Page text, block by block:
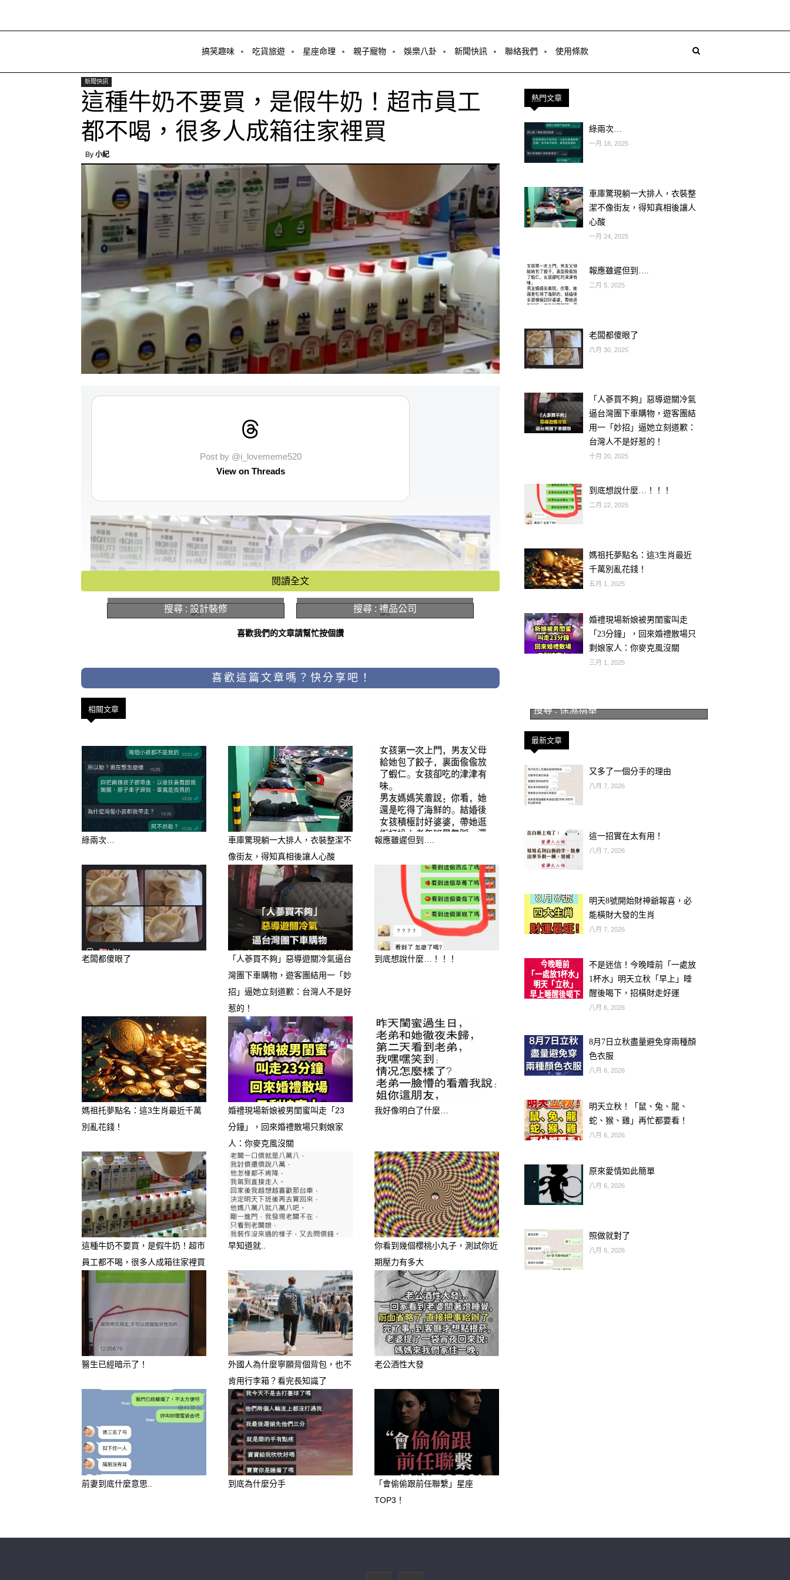
搞笑趣味 吃貨旅遊 星座命理 親子寵物 娛樂八卦 新聞快訊 聯絡我們 使用條款
新聞快訊
這種牛奶不要買，是假牛奶！超市員工
都不喝，很多人成箱往家裡買
By 小紀
Post by @i_lovememe520
View on Threads
很多爸媽都覺得牛奶裡有鈣和蛋白質，能幫助小朋友長高、變強壯。
不過現在市面上的牛奶種類五花八門，並不是每一種都適合給孩子
喝。今天就來聊聊，有哪些牛奶類飲品，其實不太建議讓小朋友喝。
1. 乳酸菌飲料
這類飲料酸酸甜甜的，很多小朋友都很愛喝。但其實這些號稱有「乳
酸菌」的飲品，在製作過程中有益菌可能早就死光了。再加上為了讓
味道更好，廠商通常會加很多糖。長期喝這種飲料，對身體幫助不
大，反而可能讓小朋友攝取太多糖分，導致肥胖等健康問題。
閱讀全文
搜尋 : 設計裝修 搜尋 : 禮品公司
喜歡我們的文章請幫忙按個讚
喜歡這篇文章嗎？快分享吧！
相關文章
綠兩次…
車庫驚現躺一大排人，衣裝整潔不
像街友，得知真相後讓人心酸
報應雖遲但到….
老闆都傻眼了
「人蔘買不夠」惡導遊關冷氣逼台
灣團下車購物，遊客團結用一「妙
招」逼她立刻道歉：台灣人不是好
惹的！
到底想說什麼…！！！
媽祖托夢點名：這3生肖最近千萬
別亂花錢！
婚禮現場新娘被男閨蜜叫走「23
分鐘」，回來婚禮散場只剩娘家
人：你麥克風沒關
我好像明白了什麼…
這種牛奶不要買，是假牛奶！超市
員工都不喝，很多人成箱往家裡買
早知道就..
你看到幾個櫻桃小丸子，測試你近
期壓力有多大
醫生已經暗示了！
外國人為什麼寧願背個背包，也不
肯用行李箱？看完長知識了
老公酒性大發
前妻到底什麼意思.. 到底為什麼分手
「會偷偷跟前任聯繫」星座
TOP3！
熱門文章
綠兩次…
一月 18, 2025
車庫驚現躺一大排人，衣裝整
潔不像街友，得知真相後讓人
心酸
一月 24, 2025
報應雖遲但到….
二月 5, 2025
老闆都傻眼了
六月 30, 2025
「人蔘買不夠」惡導遊關冷氣
逼台灣團下車購物，遊客團結
用一「妙招」逼她立刻道歉：
台灣人不是好惹的！
十月 20, 2025
到底想說什麼…！！！
二月 22, 2025
媽祖托夢點名：這3生肖最近
千萬別亂花錢！
五月 1, 2025
婚禮現場新娘被男閨蜜叫走
「23分鐘」，回來婚禮散場只
剩娘家人：你麥克風沒關
三月 1, 2025
搜尋 : 保濕精華
最新文章
又多了一個分手的理由
八月 7, 2026
這一招實在太有用！
八月 7, 2026
明天8號開始財神爺報喜，必
能橫財大發的生肖
八月 7, 2026
不是迷信！今晚睡前「一處放
1杯水」明天立秋「早上」睡
醒後喝下，招橫財走好運
八月 6, 2026
8月7日立秋盡量避免穿兩種顏
色衣服
八月 6, 2026
明天立秋！「鼠、兔、龍、
蛇、猴、雞」再忙都要看！
八月 6, 2026
原來愛情如此簡單
八月 6, 2026
照做就對了
八月 6, 2026